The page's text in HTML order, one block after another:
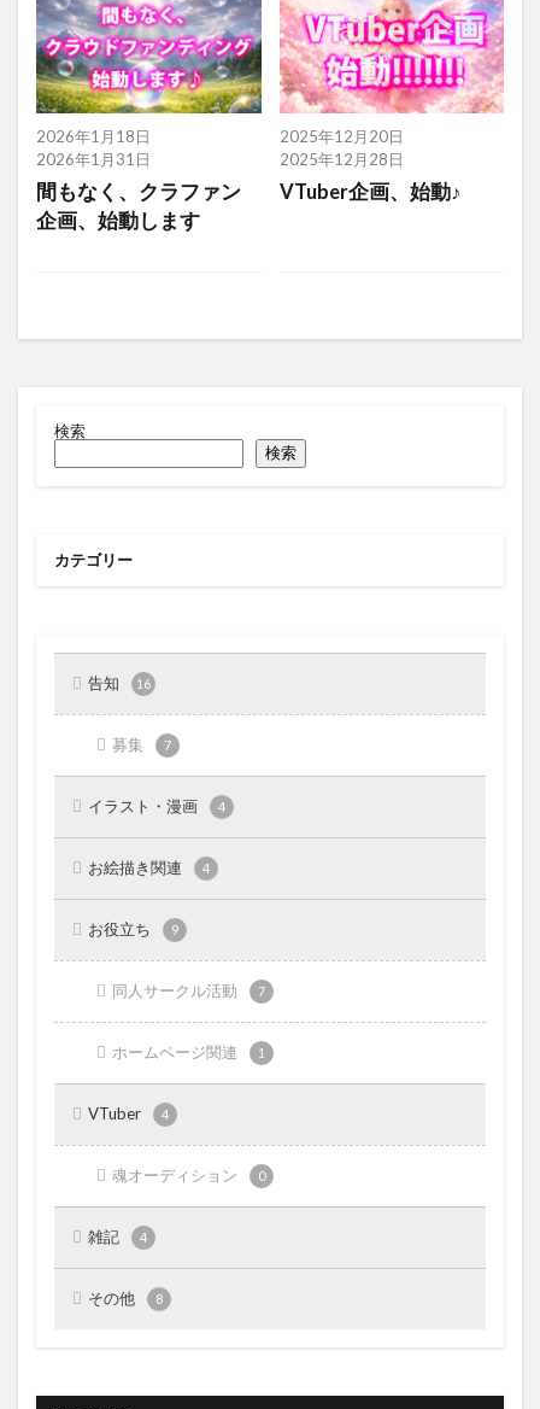
2026年1月18日
2026年1月31日
間もなく、クラファン
企画、始動します
2025年12月20日
2025年12月28日
VTuber企画、始動♪
検索
検索
カテゴリー
告知 16
募集 7
イラスト・漫画 4
お絵描き関連 4
お役立ち 9
同人サークル活動 7
ホームページ関連 1
VTuber 4
魂オーディション 0
雑記 4
その他 8